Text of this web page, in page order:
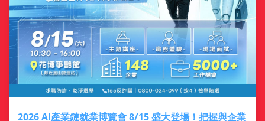
2026 AI產業鏈就業博覽會 8/15 盛大登場！把握與企業